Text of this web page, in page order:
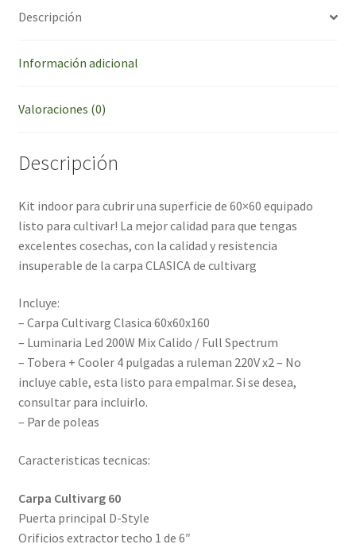
ECO
Accesorios
Descripción
Información adicional
Valoraciones (0)
Descripción
Kit indoor para cubrir una superficie de 60×60 equipado
listo para cultivar! La mejor calidad para que tengas
excelentes cosechas, con la calidad y resistencia
insuperable de la carpa CLASICA de cultivarg
Incluye:
– Carpa Cultivarg Clasica 60x60x160
– Luminaria Led 200W Mix Calido / Full Spectrum
– Tobera + Cooler 4 pulgadas a ruleman 220V x2 – No
incluye cable, esta listo para empalmar. Si se desea,
consultar para incluirlo.
– Par de poleas
Caracteristicas tecnicas:
Carpa Cultivarg 60
Puerta principal D-Style
Orificios extractor techo 1 de 6″